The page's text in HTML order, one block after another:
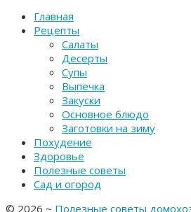
Главная
Рецепты
Салаты
Десерты
Супы
Выпечка
Закуски
Основное блюдо
Заготовки на зиму
Похудение
Здоровье
Полезные советы
Сад и огород
© 2026 ~ Полезные советы